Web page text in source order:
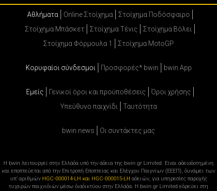
Αθλήματα Online Στοίχημα
Στοίχημα Ποδόσφαιρο
Στοίχημα Μπάσκετ
Στοίχημα Τένις
Στοίχημα Βόλει
Στοίχημα Φόρμουλα 1
Στοίχημα MotoGP
Κορυφαίοι σύνδεσμοι Προσφορές* bwin bwin App
Εμείς Γενικοί όροι και προϋποθέσεις
Όροι χρήσης
Υπεύθυνο παιχνίδι
Ταυτότητα
bwin news Oι συντάκτες μας
Η bwin λειτουργεί στην Ελλάδα υπό την άδεια της bwin.gr Limited. Είναι αδειοδοτημένη
και εποπτεύεται από την Επιτροπή Εποπτείας και Ελέγχου Παιγνίων (ΕΕΕΠ), δυνάμει των
υπ’ αριθμών HGC-000014-LH και HGC-000015-LH αδειών, για υπηρεσίες παροχής
τυχερών παιχνιδιών μέσω διαδικτύου στην Ελλάδα. Η bwin.gr Limited εδρεύει στη